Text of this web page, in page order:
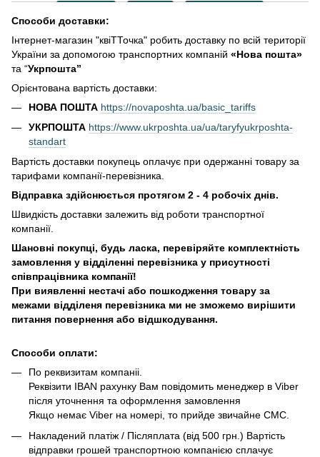
Способи доставки:
Інтернет-магазин "квіТТочка" робить доставку по всій території
України за допомогою транспортних компаній «Нова пошта»
та “Укрпошта”
Орієнтована вартість доставки:
НОВА ПОШТА https://novaposhta.ua/basic_tariffs
УКРПОШТА https://www.ukrposhta.ua/ua/taryfyukrposhta-
standart
Вартість доставки покупець оплачує при одержанні товару за
тарифами компанії-перевізника.
Відправка здійснюється протягом 2 - 4 робочіх днів.
Швидкість доставки залежить від роботи транспортної
компанії.
Шановні покупці, будь ласка, перевіряйте комплектність
замовлення у відділенні перевізника у присутності
співпрацівника компанії!
При виявленні нестачі або пошкодження товару за
межами відділеня перевізника ми не зможемо вирішити
питання повернення або відшкодування.
Способи оплати:
По реквизитам компаніі.
Реквізити IBAN рахунку Вам повідомить менеджер в Viber
після уточнення та оформлення замовлення
Якщо немає Viber на номері, то прийде звичайне СМС.
Накладений платіж / Післяплата (від 500 грн.) Вартість
відправки грошей транспортною компанією сплачує